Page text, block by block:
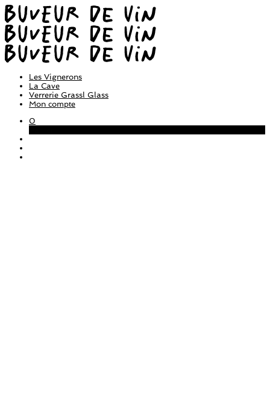
Les Vignerons
La Cave
Verrerie Grassl Glass
Mon compte
0